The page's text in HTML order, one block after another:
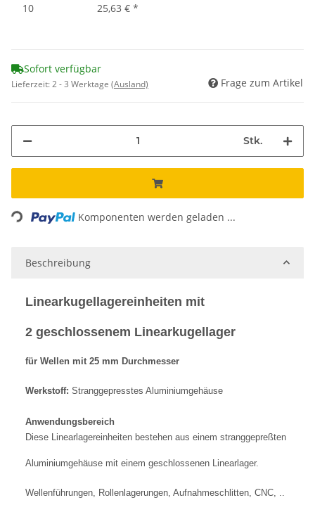
10
25,63 € *
Sofort verfügbar
Lieferzeit:2 - 3 Werktage (Ausland) Frage zum Artikel
Stk.
Loading... Komponenten werden geladen ...
Beschreibung
Linearkugellagereinheiten mit
2 geschlossenem Linearkugellager
für Wellen mit 25 mm Durchmesser
Werkstoff: Stranggepresstes Aluminiumgehäuse
Anwendungsbereich
Diese Linearlagereinheiten bestehen aus einem stranggepreßten
Aluminiumgehäuse mit einem geschlossenen Linearlager.
Wellenführungen, Rollenlagerungen, Aufnahmeschlitten, CNC, ..